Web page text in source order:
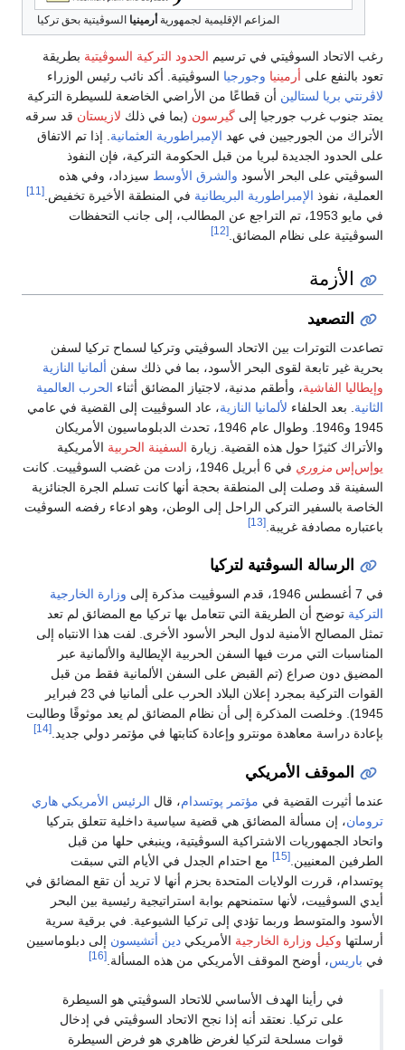
المزاعم الإقليمية لجمهورية أرمينيا السوڤيتية بحق تركيا
رغب الاتحاد السوڤيتي في ترسيم الحدود التركية السوڤيتية بطريقة
تعود بالنفع على أرمينيا وجورجيا السوڤيتية. أكد نائب رئيس الوزراء
لاڤرنتي بريا لستالين أن قطاعًا من الأراضي الخاضعة للسيطرة التركية
يمتد جنوب غرب جورجيا إلى گيرسون (بما في ذلك لازيستان قد سرقه
الأتراك من الجورجيين في عهد الإمبراطورية العثمانية . إذا تم الاتفاق
على الحدود الجديدة لبريا من قبل الحكومة التركية، فإن النفوذ
السوڤيتي على البحر الأسود والشرق الأوسط سيزداد، وفي هذه
العملية، نفوذ الإمبراطورية البريطانية في المنطقة الأخيرة تخفيض. [11]
في مايو 1953، تم التراجع عن المطالب، إلى جانب التحفظات
السوڤيتية على نظام المضائق. [12]
الأزمة
التصعيد
تصاعدت التوترات بين الاتحاد السوڤيتي وتركيا لسماح تركيا لسفن
بحرية غير تابعة لقوى البحر الأسود، بما في ذلك سفن ألمانيا النازية
وإيطاليا الفاشية، وأطقم مدنية، لاجتياز المضائق أثناء الحرب العالمية
الثانية . بعد الحلفاء لألمانيا النازية، عاد السوڤييت إلى القضية في عامي
1945 و1946. وطوال عام 1946، تحدث الدبلوماسيون الأمريكان
والأتراك كثيرًا حول هذه القضية. زيارة السفينة الحربية الأمريكية
يوإس‌إس مزوري
في 6 أبريل 1946، زادت من غضب السوڤييت. كانت
السفينة قد وصلت إلى المنطقة بحجة أنها كانت تسلم الجرة الجنائزية
الخاصة بالسفير التركي الراحل إلى الوطن، وهو ادعاء رفضه السوڤيت
باعتباره مصادفة غريبة. [13]
الرسالة السوڤتية لتركيا
في 7 أغسطس 1946، قدم السوڤييت مذكرة إلى
وزارة الخارجية
التركية توضح أن الطريقة التي تتعامل بها تركيا مع المضائق لم تعد
تمثل المصالح الأمنية لدول البحر الأسود الأخرى. لفت هذا الانتباه إلى
المناسبات التي مرت فيها السفن الحربية الإيطالية والألمانية عبر
المضيق دون صراع (تم القبض على السفن الألمانية فقط من قبل
القوات التركية بمجرد إعلان البلاد الحرب على ألمانيا في 23 فبراير
1945). وخلصت المذكرة إلى أن نظام المضائق لم يعد موثوقًا وطالبت
بإعادة دراسة معاهدة مونترو وإعادة كتابتها في مؤتمر دولي جديد. [14]
الموقف الأمريكي
عندما أثيرت القضية في مؤتمر پوتسدام، قال الرئيس الأمريكي هاري
ترومان، إن مسألة المضائق هي قضية سياسية داخلية تتعلق بتركيا
واتحاد الجمهوريات الاشتراكية السوڤيتية، وينبغي حلها من قبل
الطرفين المعنيين. [15]
مع احتدام الجدل في الأيام التي سبقت
پوتسدام، قررت الولايات المتحدة بحزم أنها لا تريد أن تقع المضائق في
أيدي السوڤييت، لأنها ستمنحهم بوابة استراتيجية رئيسية بين البحر
الأسود والمتوسط وربما تؤدي إلى تركيا الشيوعية. في برقية سرية
أرسلتها وكيل وزارة الخارجية الأمريكي دين أتشيسون إلى دبلوماسيين
في باريس، أوضح الموقف الأمريكي من هذه المسألة. [16]
في رأينا الهدف الأساسي للاتحاد السوڤيتي هو السيطرة
على تركيا. نعتقد أنه إذا نجح الاتحاد السوڤيتي في إدخال
قوات مسلحة لتركيا لغرض ظاهري هو فرض السيطرة